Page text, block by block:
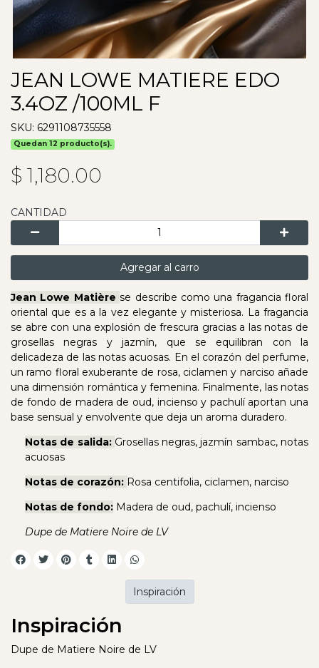
JEAN LOWE MATIERE EDO
3.4OZ /100ML F
SKU: 6291108735558
Quedan 12 producto(s).
$ 1,180.00
CANTIDAD
Agregar al carro
Jean Lowe Matièrese describe como una fragancia floral
oriental que es a la vez elegante y misteriosa. La fragancia
se abre con una explosión de frescura gracias a las notas de
grosellas negras y jazmín, que se equilibran con la
delicadeza de las notas acuosas. En el corazón del perfume,
un ramo floral exuberante de rosa, ciclamen y narciso añade
una dimensión romántica y femenina. Finalmente, las notas
de fondo de madera de oud, incienso y pachulí aportan una
base sensual y envolvente que deja un aroma duradero.
Notas de salida: Grosellas negras, jazmín sambac, notas
acuosas
Notas de corazón: Rosa centifolia, ciclamen, narciso
Notas de fondo: Madera de oud, pachulí, incienso
Dupe de Matiere Noire de LV
Inspiración
Dupe de Matiere Noire de LV
Inspiración